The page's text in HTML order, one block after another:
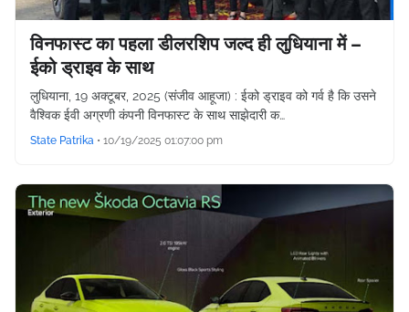
विनफास्ट का पहला डीलरशिप जल्द ही लुधियाना में –
ईको ड्राइव के साथ
लुधियाना, 19 अक्टूबर, 2025 (संजीव आहूजा) : ईको ड्राइव को गर्व है कि उसने
वैश्विक ईवी अग्रणी कंपनी विनफास्ट के साथ साझेदारी क…
State Patrika • 10/19/2025 01:07:00 pm